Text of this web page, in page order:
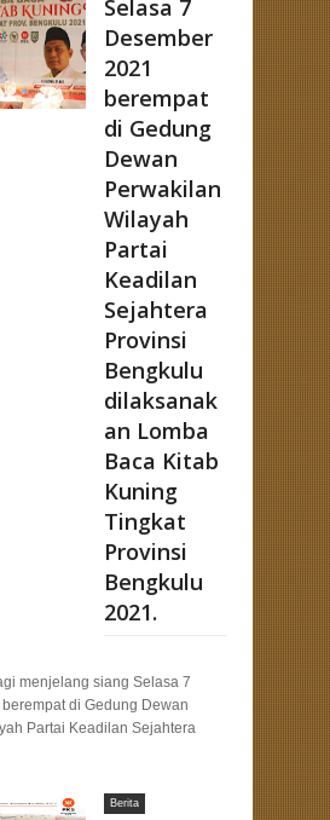
Selasa 7
Desember
2021
berempat
di Gedung
Dewan
Perwakilan
Wilayah
Partai
Keadilan
Sejahtera
Provinsi
Bengkulu
dilaksanak
an Lomba
Baca Kitab
Kuning
Tingkat
Provinsi
Bengkulu
2021.
menjelang siang Selasa 7
di Gedung Dewan
Partai Keadilan Sejahtera
Berita